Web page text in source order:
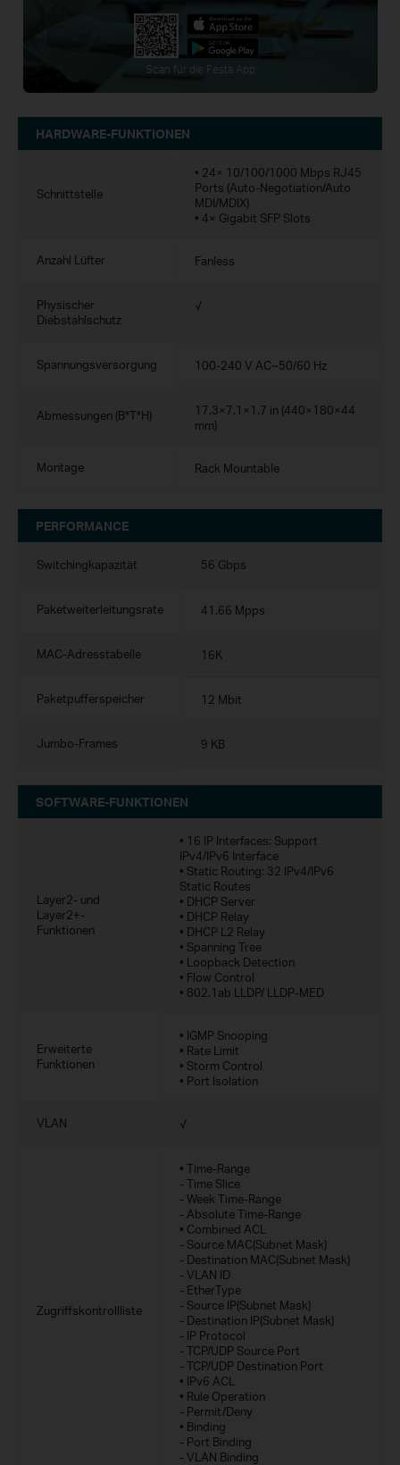
Scan für die Festa App
HARDWARE-FUNKTIONEN
Schnittstelle
• 24× 10/100/1000 Mbps RJ45
Ports (Auto-Negotiation/Auto
MDI/MDIX)
• 4× Gigabit SFP Slots
Anzahl Lüfter Fanless
Physischer
Diebstahlschutz
√
Spannungsversorgung 100-240 V AC~50/60 Hz
Abmessungen (B*T*H)
17.3×7.1×1.7 in (440×180×44
mm)
Montage Rack Mountable
PERFORMANCE
Switchingkapazität 56 Gbps
Paketweiterleitungsrate 41.66 Mpps
MAC-Adresstabelle 16K
Paketpufferspeicher 12 Mbit
Jumbo-Frames 9 KB
SOFTWARE-FUNKTIONEN
Layer2- und
Layer2+-
Funktionen
• 16 IP Interfaces: Support
IPv4/IPv6 Interface
• Static Routing: 32 IPv4/IPv6
Static Routes
• DHCP Server
• DHCP Relay
• DHCP L2 Relay
• Spanning Tree
• Loopback Detection
• Flow Control
• 802.1ab LLDP/ LLDP-MED
Erweiterte
Funktionen
• IGMP Snooping
• Rate Limit
• Storm Control
• Port Isolation
VLAN √
Zugriffskontrollliste
• Time-Range
- Time Slice
- Week Time-Range
- Absolute Time-Range
• Combined ACL
- Source MAC(Subnet Mask)
- Destination MAC(Subnet Mask)
- VLAN ID
- EtherType
- Source IP(Subnet Mask)
- Destination IP(Subnet Mask)
- IP Protocol
- TCP/UDP Source Port
- TCP/UDP Destination Port
• IPv6 ACL
• Rule Operation
- Permit/Deny
• Binding
- Port Binding
- VLAN Binding